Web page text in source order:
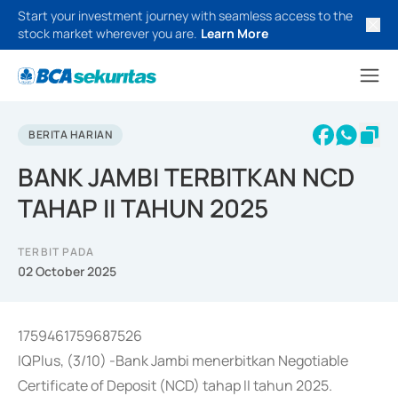
Start your investment journey with seamless access to the
stock market wherever you are. Learn More
BERITA HARIAN
BANK JAMBI TERBITKAN NCD
TAHAP II TAHUN 2025
TERBIT PADA
02 October 2025
1759461759687526
IQPlus, (3/10) -Bank Jambi menerbitkan Negotiable
Certificate of Deposit (NCD) tahap II tahun 2025.